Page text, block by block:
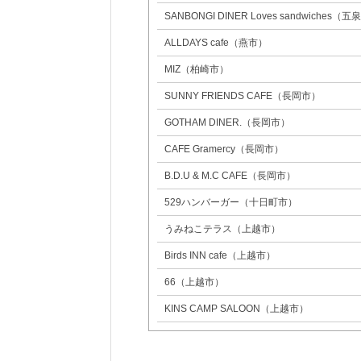
SANBONGI DINER Loves sandwiches（五
ALLDAYS cafe（燕市）
MIZ（柏崎市）
SUNNY FRIENDS CAFE（長岡市）
GOTHAM DINER.（長岡市）
CAFE Gramercy（長岡市）
B.D.U & M.C CAFE（長岡市）
529ハンバーガー（十日町市）
うみねこテラス（上越市）
Birds INN cafe（上越市）
66（上越市）
KINS CAMP SALOON（上越市）